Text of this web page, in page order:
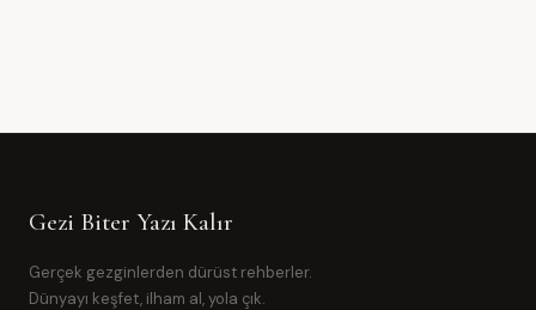
Gezi Biter Yazı Kalır
Gerçek gezginlerden dürüst rehberler.
Dünyayı keşfet, ilham al, yola çık.